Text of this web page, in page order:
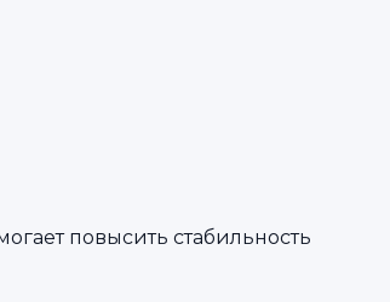
повысить стабильность